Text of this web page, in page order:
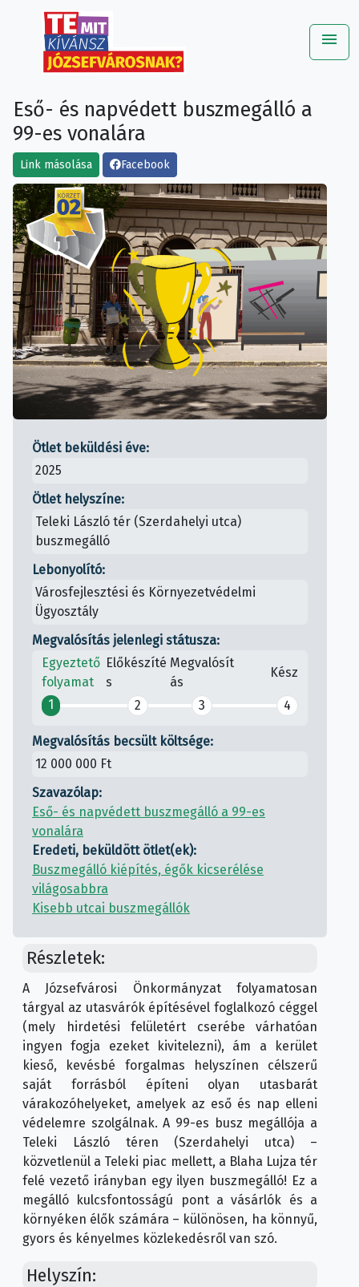
menu
Eső- és napvédett buszmegálló a
99-es vonalára
Link másolása Facebook
Ötlet beküldési éve:
2025
Ötlet helyszíne:
Teleki László tér (Szerdahelyi utca)
buszmegálló
Lebonyolító:
Városfejlesztési és Környezetvédelmi
Ügyosztály
Megvalósítás jelenlegi státusza:
Egyeztető
folyamat
Előkészíté
s
Megvalósít
ás
Kész
1 2 3 4
Megvalósítás becsült költsége:
12 000 000 Ft
Szavazólap:
Eső- és napvédett buszmegálló a 99-es
vonalára
Eredeti, beküldött ötlet(ek):
Buszmegálló kiépítés, égők kicserélése
világosabbra
Kisebb utcai buszmegállók
Részletek:
A Józsefvárosi Önkormányzat folyamatosan
tárgyal az utasvárók építésével foglalkozó céggel
(mely hirdetési felületért cserébe várhatóan
ingyen fogja ezeket kivitelezni), ám a kerület
kieső, kevésbé forgalmas helyszínen célszerű
saját forrásból építeni olyan utasbarát
várakozóhelyeket, amelyek az eső és nap elleni
védelemre szolgálnak. A 99-es busz megállója a
Teleki László téren (Szerdahelyi utca) –
közvetlenül a Teleki piac mellett, a Blaha Lujza tér
felé vezető irányban egy ilyen buszmegálló! Ez a
megálló kulcsfontosságú pont a vásárlók és a
környéken élők számára – különösen, ha könnyű,
gyors és kényelmes közlekedésről van szó.
Helyszín: